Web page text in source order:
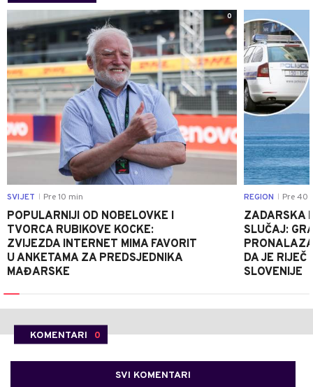
0
SVIJET Pre 10 min
POPULARNIJI OD NOBELOVKE I
TVORCA RUBIKOVE KOCKE:
ZVIJEZDA INTERNET MIMA FAVORIT
U ANKETAMA ZA PREDSJEDNIKA
MAĐARSKE
REGION Pre 40
ZADARSKA
SLUČAJ:
DA JE RIJEČ
SLOVENIJE
KOMENTARI 0
SVI KOMENTARI